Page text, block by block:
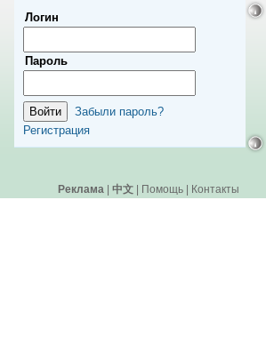
Логин
Пароль
Забыли пароль?
Регистрация
Реклама | 中文 | Помощь | Контакты